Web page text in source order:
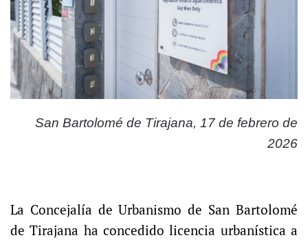
San Bartolomé de Tirajana, 17 de febrero de
2026
La Concejalía de Urbanismo de San Bartolomé
de Tirajana ha concedido licencia urbanística a